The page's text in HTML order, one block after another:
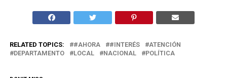
RELATED TOPICS: #AHORA #INTERÉS
ATENCIÓN
DEPARTAMENTO
LOCAL NACIONAL POLÍTICA